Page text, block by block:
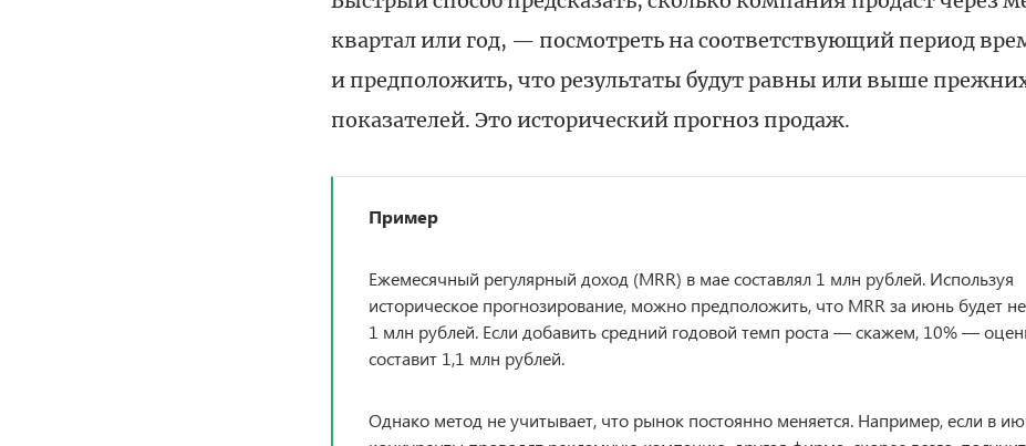
квартал или год, — посмотреть на соответствующий период
и предположить, что результаты будут равны или выше
показателей. Это исторический прогноз продаж.
Пример
Ежемесячный регулярный доход (MRR) в мае составлял 1 млн рублей. Используя
историческое прогнозирование, можно предположить, что MRR за июнь будет
1 млн рублей. Если добавить средний годовой темп роста — скажем, 10% —
составит 1,1 млн рублей.
Однако метод не учитывает, что рынок постоянно меняется. Например, если в